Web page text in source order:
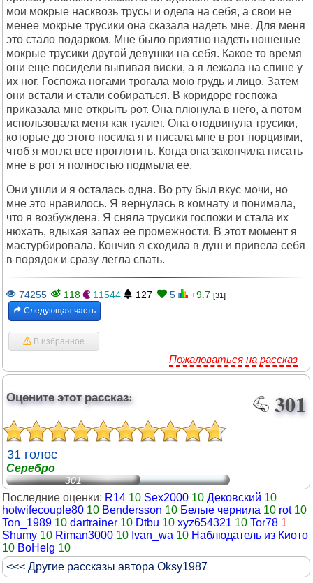
мои мокрые насквозь трусы и одела на себя, а свои не
менее мокрые трусики она сказала надеть мне. Для меня
это стало подарком. Мне было приятно надеть ношеные
мокрые трусики другой девушки на себя. Какое то время
они еще посидели выпивая виски, а я лежала на спине у
их ног. Госпожа ногами трогала мою грудь и лицо. Затем
они встали и стали собираться. В коридоре госпожа
приказала мне открыть рот. Она плюнула в него, а потом
использовала меня как туалет. Она отодвинула трусики,
которые до этого носила я и писала мне в рот порциями,
чтоб я могла все проглотить. Когда она закончила писать
мне в рот я полностью подмыла ее.
Они ушли и я осталась одна. Во рту был вкус мочи, но
мне это нравилось. Я вернулась в комнату и понимала,
что я возбуждена. Я сняла трусики госпожи и стала их
нюхать, вдыхая запах ее промежности. В этот момент я
мастурбировала. Кончив я сходила в душ и привела себя
в порядок и сразу легла спать.
74255 118 11544 127 5 +9.7 [31]
Следующая часть
В избранное
Пожаловаться на рассказ
Оцените этот рассказ: 301
31 голос
Серебро
301
Последние оценки: R14 10 Sex2000 10 Дековский 10
hotwifecouple80 10 Bendersson 10 Белые чернила 10 rot 10
Ton_1989 10 dartrainer 10 Dtbu 10 xyz654321 10 Tor78 1
Shumy 10 Riman3000 10 Ivan_wa 10 Наблюдатель из Киото
10 BoHelg 10
<<< Другие рассказы автора Oksy1987